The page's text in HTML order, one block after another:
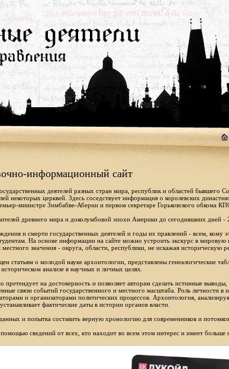
информационный сайт
деятелей разных стран мира, республик и областей бывшего
некоторых церквей. Здесь соседствует информация о королевских
министре Зимбабве-Аберии и первом секретаре Горьковского обкома
древнего мира и доколумбовой эпохи Америки до сегодняшних дней -
и смерти государственных деятелей и годы их правлений - всем, кому
На основе информации на сайте можно устроить экскурс в мировую
значения - округа, области, республики, не искажая историческую
о молодой науке архонтологии, представлены генеалогические
анализе в научных и личных целях.
на достоверность и позволяет авторам сделать истинные выводы,
связи событий государственного и местного масштаба. Роль личности в
и организаторами политических процессов. Архонтология,
фактические даты в истории органов власти.
и попытка составить верную хронологию для современников и
сведений от всех, кто находит во всем этом интерес и имеет больше